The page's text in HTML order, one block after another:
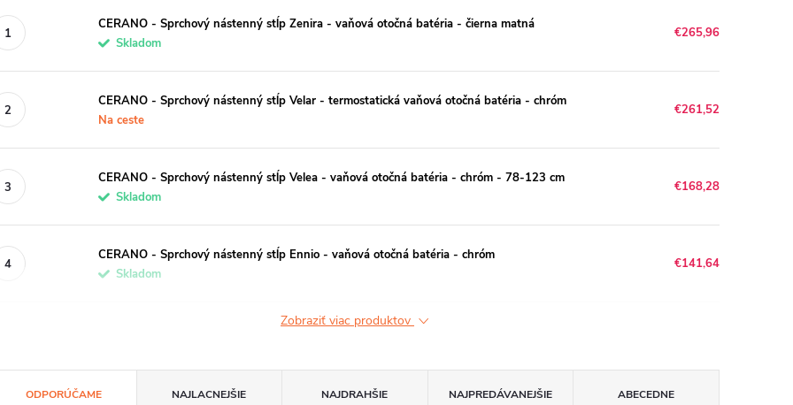
CERANO - Sprchový nástenný stĺp Zenira - vaňová otočná batéria - čierna matná
Skladom
€265,96
CERANO - Sprchový nástenný stĺp Velar - termostatická vaňová otočná batéria - chróm
Na ceste
€261,52
CERANO - Sprchový nástenný stĺp Velea - vaňová otočná batéria - chróm - 78-123 cm
Skladom
€168,28
CERANO - Sprchový nástenný stĺp Ennio - vaňová otočná batéria - chróm
Skladom
€141,64
Zobraziť viac produktov
ODPORÚČAME NAJLACNEJŠIE NAJDRAHŠIE NAJPREDÁVANEJŠIE ABECEDNE